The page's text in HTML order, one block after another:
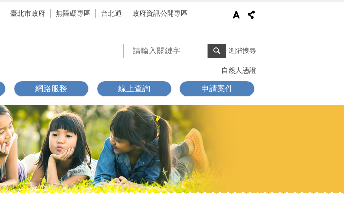
臺北市政府 無障礙專區 台北通
政府資訊公開專區
進階搜尋
自然人憑證
網路服務 線上查詢 申請案件